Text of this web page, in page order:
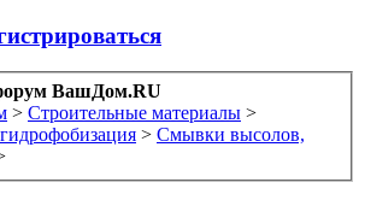
ВашДом.RU
> Строительные материалы >
> Смывки высолов,